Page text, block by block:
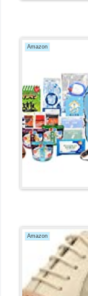
Amazon
Amazon